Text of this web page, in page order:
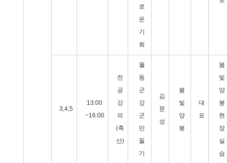
로
운
기
회
3,4,5
13:00
~16:00
전
공
강
의
(축
산)
월
동
군
강
군
만
들
기
김
문
성
봄
빛
양
봉
대
표
봄
빛
양
봉
현
장
실
습